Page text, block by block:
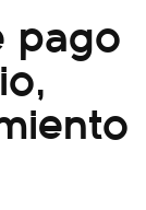
pago